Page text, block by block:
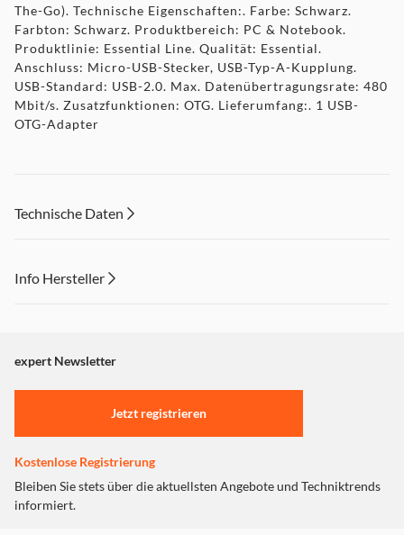
The-Go). Technische Eigenschaften:. Farbe: Schwarz.
Farbton: Schwarz. Produktbereich: PC & Notebook.
Produktlinie: Essential Line. Qualität: Essential.
Anschluss: Micro-USB-Stecker, USB-Typ-A-Kupplung.
USB-Standard: USB-2.0. Max. Datenübertragungsrate: 480
Mbit/s. Zusatzfunktionen: OTG. Lieferumfang:. 1 USB-
OTG-Adapter
Technische Daten
Info Hersteller
"Marketing".
Einstellungen anpassen
expert Newsletter
Jetzt registrieren
Kostenlose Registrierung
Bleiben Sie stets über die aktuellsten Angebote und Techniktrends
informiert.